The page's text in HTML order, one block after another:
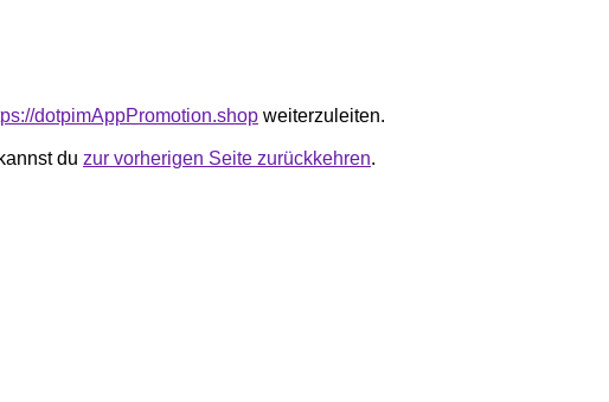
dotpimAppPromotion.shop weiterzuleiten.
du zur vorherigen Seite zurückkehren.